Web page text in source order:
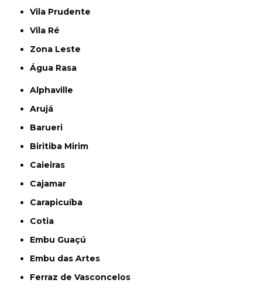
Vila Prudente
Vila Ré
Zona Leste
Água Rasa
Alphaville
Arujá
Barueri
Biritiba Mirim
Caieiras
Cajamar
Carapicuíba
Cotia
Embu Guaçú
Embu das Artes
Ferraz de Vasconcelos